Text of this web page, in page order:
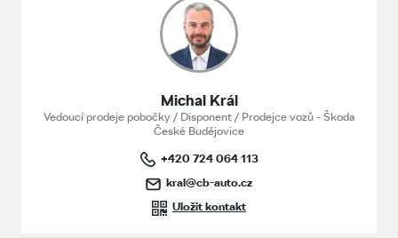
Michal Král
Vedoucí prodeje pobočky / Disponent / Prodejce vozů - Škoda
České Budějovice
+420 724 064 113
kral@cb-auto.cz
Uložit kontakt